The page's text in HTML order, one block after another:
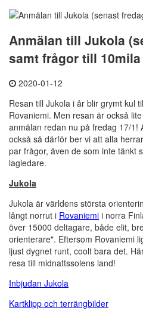
Anmälan till Jukola
samt frågor till 10mila
2020-01-12
Resan till Jukola i år blir grymt kul
Rovaniemi. Men resan är också
anmälan redan nu på fredag 17/1!
också så därför ber vi att alla
par frågor, även de som inte tänkt
lagledare.
Jukola
Jukola är världens största
långt norrut i Rovaniemi i norra
över 15000 deltagare, både elit,
orienterare". Eftersom Rovaniemi
ljust dygnet runt, coolt bara det.
resa till midnattssolens land!
Inbjudan Jukola
Kartklipp och terrängbilder